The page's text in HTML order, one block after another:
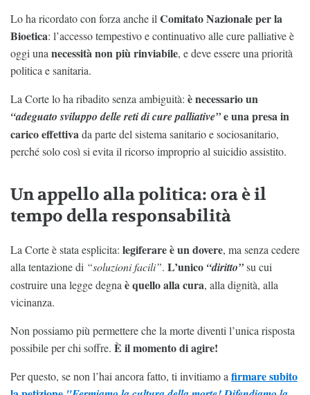
Lo ha ricordato con forza anche ilComitato Nazionale per la
Bioetica: l’accesso tempestivo e continuativo alle cure palliative è
oggi unanecessità non più rinviabile, e deve essere una priorità
politica e sanitaria.
La Corte lo ha ribadito senza ambiguità: è necessario un
“adeguato sviluppo delle reti di cure palliative”e una presa in
carico effettivada parte del sistema sanitario e sociosanitario,
perché solo così si evita il ricorso improprio al suicidio assistito.
Un appello alla politica: ora è il
tempo della responsabilità
La Corte è stata esplicita: legiferare è un dovere, ma senza cedere
alla tentazione di “soluzioni facili”. L’unico “diritto”su cui
costruire una legge degnaè quello alla cura, alla dignità, alla
vicinanza.
Non possiamo più permettere che la morte diventi l’unica risposta
possibile per chi soffre. È il momento di agire!
Per questo, se non l’hai ancora fatto, ti invitiamo afirmare subito